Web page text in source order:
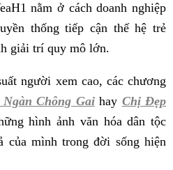
nằm ở cách doanh nghiệp
thống tiếp cận thế hệ trẻ
giải trí quy mô lớn.
người xem cao, các chương
Chông Gaihay Chị Đẹp
hình ảnh văn hóa dân tộc
của mình trong đời sống hiện